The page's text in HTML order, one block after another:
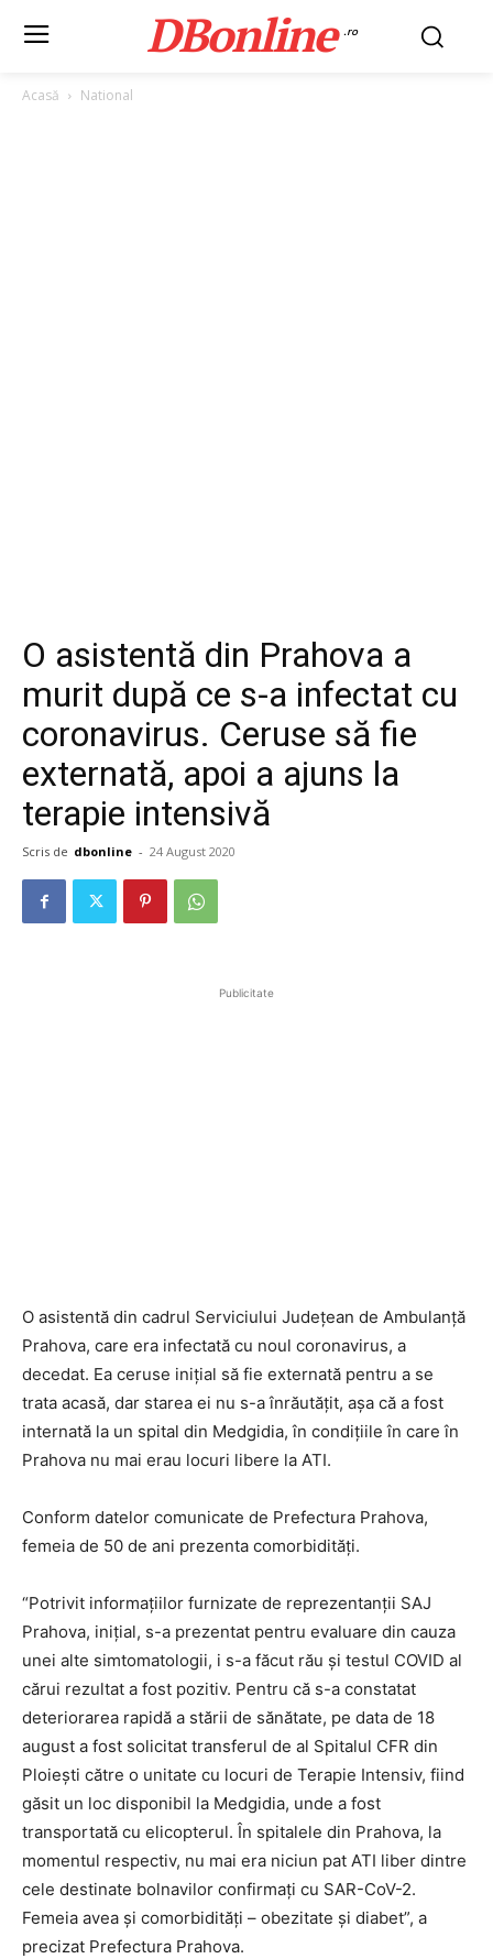
DBonline .ro
Acasă National
O asistentă din Prahova a
murit după ce s-a infectat cu
coronavirus. Ceruse să fie
externată, apoi a ajuns la
terapie intensivă
Scris de dbonline - 24 August 2020
Publicitate
O asistentă din cadrul Serviciului Județean de Ambulanță
Prahova, care era infectată cu noul coronavirus, a
decedat. Ea ceruse inițial să fie externată pentru a se
trata acasă, dar starea ei nu s-a înrăutățit, așa că a fost
internată la un spital din Medgidia, în condițiile în care în
Prahova nu mai erau locuri libere la ATI.
Conform datelor comunicate de Prefectura Prahova,
femeia de 50 de ani prezenta comorbidități.
“Potrivit informațiilor furnizate de reprezentanții SAJ
Prahova, inițial, s-a prezentat pentru evaluare din cauza
unei alte simtomatologii, i s-a făcut rău și testul COVID al
cărui rezultat a fost pozitiv. Pentru că s-a constatat
deteriorarea rapidă a stării de sănătate, pe data de 18
august a fost solicitat transferul de al Spitalul CFR din
Ploiești către o unitate cu locuri de Terapie Intensiv, fiind
găsit un loc disponibil la Medgidia, unde a fost
transportată cu elicopterul. În spitalele din Prahova, la
momentul respectiv, nu mai era niciun pat ATI liber dintre
cele destinate bolnavilor confirmați cu SAR-CoV-2.
Femeia avea și comorbidități – obezitate și diabet”, a
precizat Prefectura Prahova.